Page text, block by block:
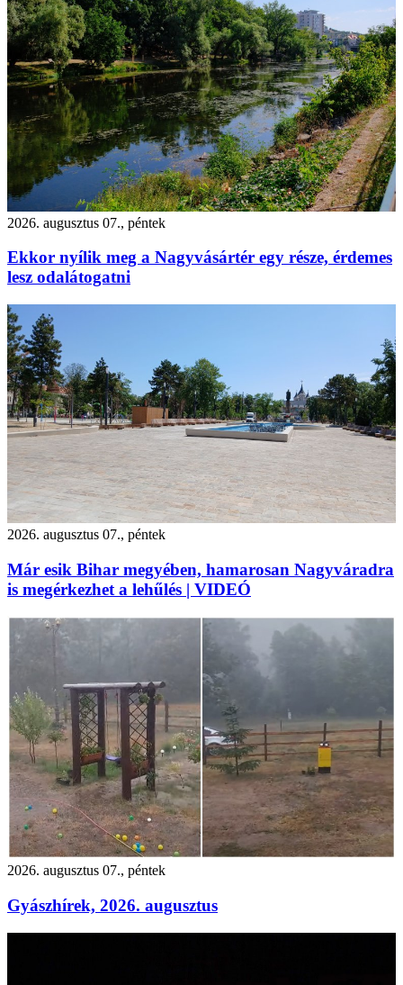
2026. augusztus 07., péntek
Ekkor nyílik meg a Nagyvásártér egy része, érdemes
lesz odalátogatni
2026. augusztus 07., péntek
Már esik Bihar megyében, hamarosan Nagyváradra
is megérkezhet a lehűlés | VIDEÓ
2026. augusztus 07., péntek
Gyászhírek, 2026. augusztus